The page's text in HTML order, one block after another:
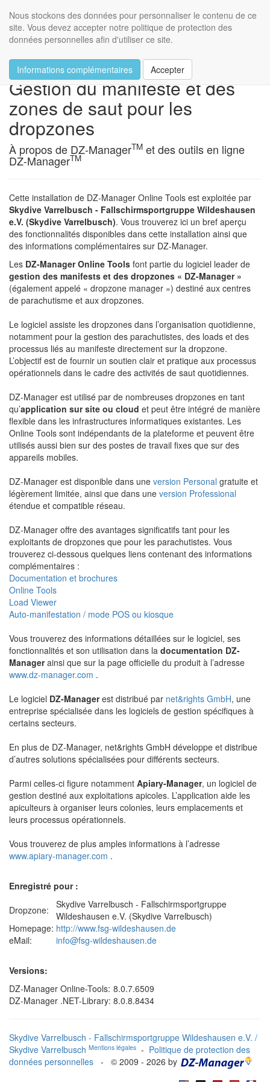
Skydive Varrelbusch
Nous stockons des données pour personnaliser le contenu de ce
site. Vous devez accepter notre politique de protection des
données personnelles afin d'utiliser ce site.
Informations complémentaires Accepter
DZ-Manager Online Tools
Gestion du manifeste et des
zones de saut pour les
dropzones
À propos de DZ-ManagerTM et des outils en ligne
DZ-ManagerTM
Cette installation de DZ-Manager Online Tools est exploitée par
Skydive Varrelbusch - Fallschirmsportgruppe Wildeshausen
e.V. (Skydive Varrelbusch). Vous trouverez ici un bref aperçu
des fonctionnalités disponibles dans cette installation ainsi que
des informations complémentaires sur DZ-Manager.
Les DZ-Manager Online Tools font partie du logiciel leader de
gestion des manifests et des dropzones « DZ-Manager »
(également appelé « dropzone manager ») destiné aux centres
de parachutisme et aux dropzones.
Le logiciel assiste les dropzones dans l’organisation quotidienne,
notamment pour la gestion des parachutistes, des loads et des
processus liés au manifeste directement sur la dropzone.
L’objectif est de fournir un soutien clair et pratique aux processus
opérationnels dans le cadre des activités de saut quotidiennes.
DZ-Manager est utilisé par de nombreuses dropzones en tant
qu’application sur site ou cloud et peut être intégré de manière
flexible dans les infrastructures informatiques existantes. Les
Online Tools sont indépendants de la plateforme et peuvent être
utilisés aussi bien sur des postes de travail fixes que sur des
appareils mobiles.
DZ-Manager est disponible dans une version Personal gratuite et
légèrement limitée, ainsi que dans une version Professional
étendue et compatible réseau.
DZ-Manager offre des avantages significatifs tant pour les
exploitants de dropzones que pour les parachutistes. Vous
trouverez ci-dessous quelques liens contenant des informations
complémentaires :
Documentation et brochures
Online Tools
Load Viewer
Auto-manifestation / mode POS ou kiosque
Vous trouverez des informations détaillées sur le logiciel, ses
fonctionnalités et son utilisation dans la documentation DZ-
Managerainsi que sur la page officielle du produit à l’adresse
www.dz-manager.com .
Le logiciel DZ-Managerest distribué par net&rights GmbH, une
entreprise spécialisée dans les logiciels de gestion spécifiques à
certains secteurs.
En plus de DZ-Manager, net&rights GmbH développe et distribue
d’autres solutions spécialisées pour différents secteurs.
Parmi celles-ci figure notamment Apiary-Manager, un logiciel de
gestion destiné aux exploitations apicoles. L’application aide les
apiculteurs à organiser leurs colonies, leurs emplacements et
leurs processus opérationnels.
Vous trouverez de plus amples informations à l’adresse
www.apiary-manager.com .
Enregistré pour :
Dropzone:
Skydive Varrelbusch - Fallschirmsportgruppe
Wildeshausen e.V. (Skydive Varrelbusch)
Homepage: http://www.fsg-wildeshausen.de
eMail:
info@fsg-wildeshausen.de
Versions:
DZ-Manager Online-Tools: 8.0.7.6509
DZ-Manager .NET-Library: 8.0.8.8434
Skydive Varrelbusch - Fallschirmsportgruppe Wildeshausen e.V. /
Skydive Varrelbusch Mentions légales - Politique de protection des
données personnelles - © 2009 - 2026 by